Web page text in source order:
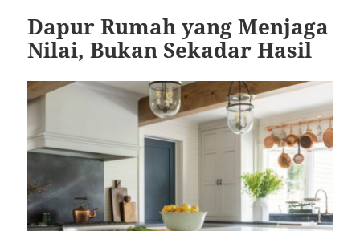
Dapur Rumah yang Menjaga
Nilai, Bukan Sekadar Hasil